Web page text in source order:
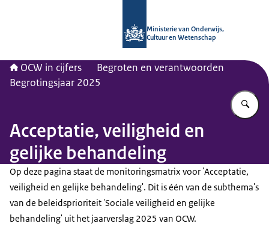
Ministerie van Onderwijs,
Cultuur en Wetenschap
OCW in cijfers
Begroten en verantwoorden
Begrotingsjaar 2025
Acceptatie, veiligheid en
gelĳke behandeling
Op deze pagina staat de monitoringsmatrix voor 'Acceptatie,
veiligheid en gelĳke behandeling'. Dit is één van de subthema's
van de beleidsprioriteit 'Sociale veiligheid en gelijke
behandeling' uit het jaarverslag 2025 van OCW.